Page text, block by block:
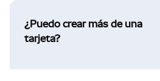
¿Puedo crear más de una
tarjeta?